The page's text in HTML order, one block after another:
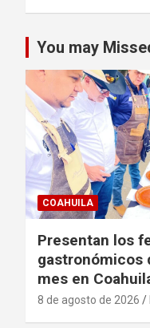
You may
COAHUILA
Presentan los
gastronómicos
mes en
8 de agosto de 2026